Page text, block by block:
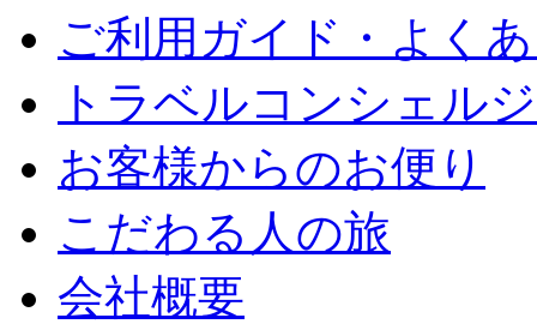
ご利用ガイド・よく
トラベルコンシェル
お客様からのお便り
こだわる人の旅
会社概要